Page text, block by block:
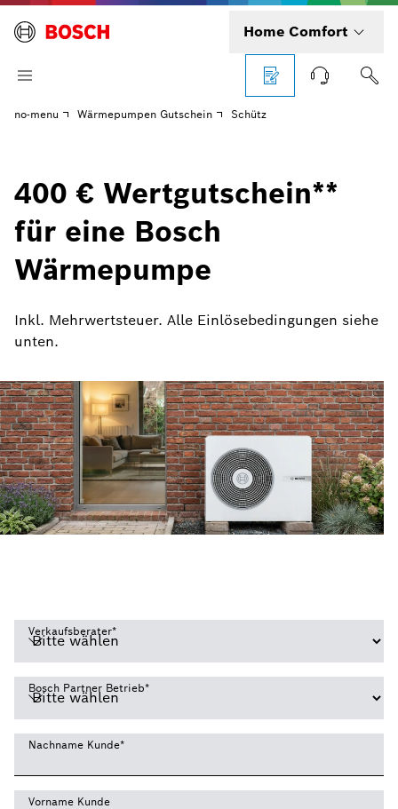
Home Comfort
no-menu Wärmepumpen Gutschein Schütz
400 € Wertgutschein**
für eine Bosch
Wärmepumpe
Inkl. Mehrwertsteuer. Alle Einlösebedingungen siehe
unten.
Verkaufsberater*
Bosch Partner Betrieb*
Nachname Kunde*
Vorname Kunde